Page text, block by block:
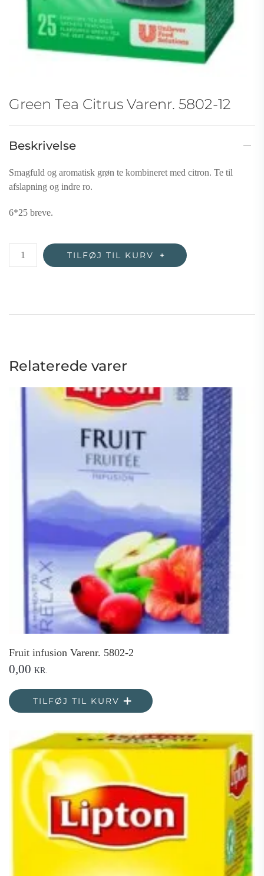
Green Tea Citrus Varenr. 5802-12
Beskrivelse
Smagfuld og aromatisk grøn te kombineret med citron. Te til
afslapning og indre ro.
6*25 breve.
Green
TILFØJ TIL KURV
Relaterede varer
Fruit infusion Varenr. 5802-2
0,00 KR.
TILFØJ TIL KURV